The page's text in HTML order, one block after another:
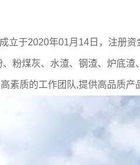
2020年01月14日，注册资
粉煤灰、水渣、钢渣、炉底
质的工作团队,提供高品质产